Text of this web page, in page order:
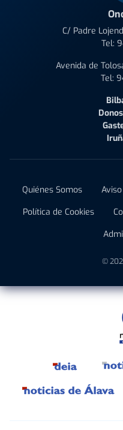
C/ Padre
Tel:
Avenida de
Tel:
Quiénes Somos
Política de Cookies
©